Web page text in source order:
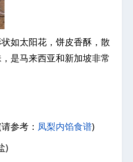
如太阳花，饼皮香酥，散
是马来西亚和新加坡非常
参考： 凤梨内馅食谱)
)